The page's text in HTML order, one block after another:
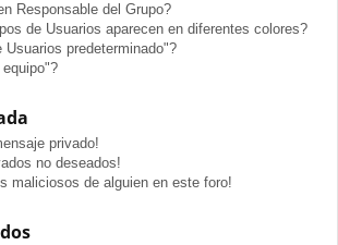
Responsable del Grupo?
de Usuarios aparecen en diferentes colores?
Usuarios predeterminado"?
privado!
no deseados!
maliciosos de alguien en este foro!